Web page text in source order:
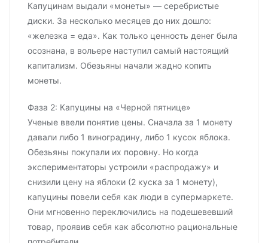
Капуцинам выдали «монеты» — серебристые
диски. За несколько месяцев до них дошло:
«железка = еда». Как только ценность денег была
осознана, в вольере наступил самый настоящий
капитализм. Обезьяны начали жадно копить
монеты.
Фаза 2: Капуцины на «Черной пятнице»
Ученые ввели понятие цены. Сначала за 1 монету
давали либо 1 виноградину, либо 1 кусок яблока.
Обезьяны покупали их поровну. Но когда
экспериментаторы устроили «распродажу» и
снизили цену на яблоки (2 куска за 1 монету),
капуцины повели себя как люди в супермаркете.
Они мгновенно переключились на подешевевший
товар, проявив себя как абсолютно рациональные